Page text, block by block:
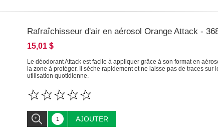
Rafraîchisseur d'air en aérosol Orange Attack -
15,01 $
Le déodorant Attack est facile à appliquer grâce à son format en
la zone à protéger. Il sèche rapidement et ne laisse pas de traces
utilisation quotidienne.
AJOUTER